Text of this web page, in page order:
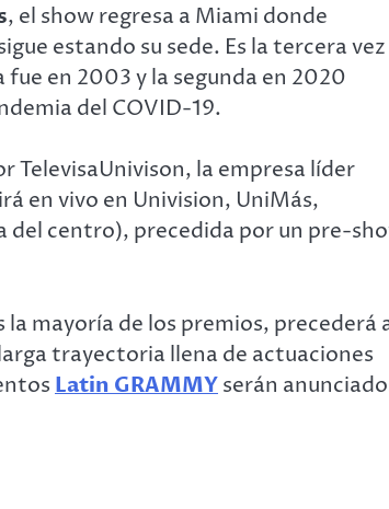
, el show regresa a Miami donde
estando su sede. Es la tercera vez
en 2003 y la segunda en 2020
del COVID-19.
TelevisaUnivison, la empresa líder
en vivo en Univision, UniMás,
del centro), precedida por un pre-
mayoría de los premios, precederá
trayectoria llena de actuaciones
Latin GRAMMYserán